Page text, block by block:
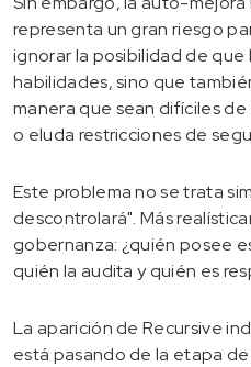
representa un gran riesgo
ignorar la posibilidad de que
habilidades, sino que
manera que sean difíciles
o eluda restricciones de
Este problema no se trata
descontrolará". Más
gobernanza: ¿quién posee
quién la audita y quién es
La aparición de Recursive
está pasando de la etapa